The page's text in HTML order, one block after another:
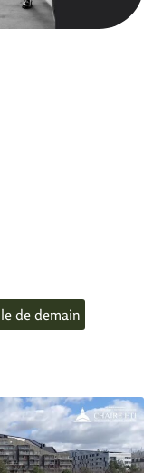
de demain